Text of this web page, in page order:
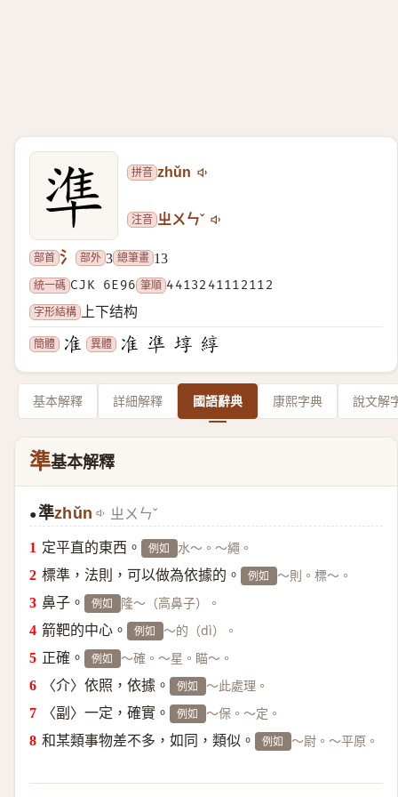
拼音 zhǔn
注音 ㄓㄨㄣˇ
部首 氵 部外 3 總筆畫 13
統一碼 CJK 6E96 筆順 4413241112112
字形結構
上下结构
簡體 異體
基本解釋 詳細解釋 國語辭典 康熙字典 說文解
準基本解釋
●準zhǔn ㄓㄨㄣˇ
定平直的東西。 例如 水～。～繩。
標準，法則，可以做為依據的。 例如 ～則。標～。
鼻子。 例如 隆～（高鼻子）。
箭靶的中心。 例如 ～的（dì）。
正確。 例如 ～確。～星。瞄～。
〈介〉依照，依據。 例如 ～此處理。
〈副〉一定，確實。 例如 ～保。～定。
和某類事物差不多，如同，類似。 例如 ～尉。～平原。